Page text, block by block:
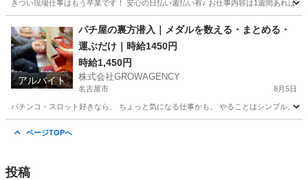
きつい現場仕事はもう卒業です！ 安心の日払い週払い有♪ お仕事内容は1週間あれば
仕分け 住み込み
アルバイト
パチ屋の裏方潜入｜メダルを数える・まとめる・
運ぶだけ｜時給1450円
時給1,450円
株式会社GROWAGENCY
名古屋市 8月5日
パチンコ・スロット好きなら、 ちょっと気になる仕事かも。 やることはシンプル。
ページTOPへ
投稿